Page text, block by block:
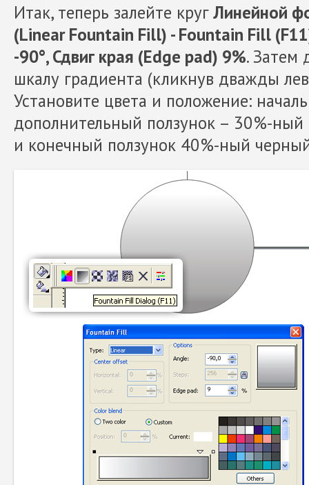
Итак, теперь залейте кругЛинейной
(Linear Fountain Fill) - Fountain Fill
-90°, Сдвиг края (Edge pad) 9%. Затем
шкалу градиента (кликнув дважды
Установите цвета и положение:
дополнительный ползунок – 30%-
и конечный ползунок 40%-ный